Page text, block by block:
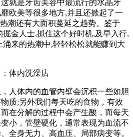
就是牙齿美容中最流行的水晶牙
欧美等很多地方,并且还掀起了一
潮还有大面积蔓延之趋势。鉴于
金人士,抓住这个好时机,及早入行,
来的热潮中,轻轻松松就能赚到大
体内洗澡店
体内的血管内壁会沉积一些如胆
质;另外我们每天吃的食物，有效
在分解的过程中会产生酸，而每天
小，管壁硬化，通常表现为血流不
全身无力、高血压、局部病变等。